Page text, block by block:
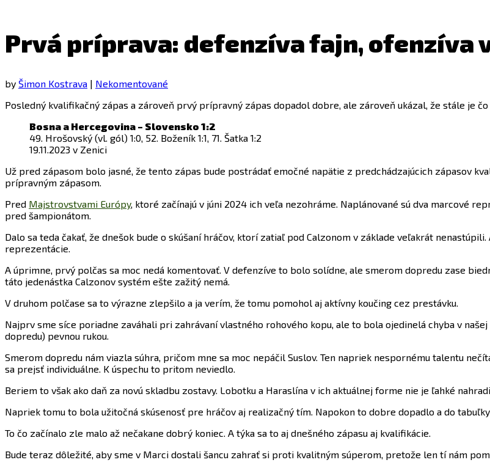
Prvá príprava: defenzíva fajn, ofenzíva
by Šimon Kostrava | Nekomentované
Posledný kvalifikačný zápas a zároveň prvý prípravný zápas dopadol dobre, ale zároveň ukázal, že stále je
Bosna a Hercegovina – Slovensko 1:2
49. Hrošovský (vl. gól) 1:0, 52. Boženík 1:1, 71. Šatka 1:2
19.11.2023 v Zenici
Už pred zápasom bolo jasné, že tento zápas bude postrádať emočné napätie z predchádzajúcich zápasov
prípravným zápasom.
Pred Majstrovstvami Európy, ktoré začínajú v júni 2024 ich veľa nezohráme. Naplánované sú dva marcové
pred šampionátom.
Dalo sa teda čakať, že dnešok bude o skúšaní hráčov, ktorí zatiaľ pod Calzonom v základe veľakrát
reprezentácie.
A úprimne, prvý polčas sa moc nedá komentovať. V defenzíve to bolo solídne, ale smerom dopredu zase
táto jedenástka Calzonov systém ešte zažitý nemá.
V druhom polčase sa to výrazne zlepšilo a ja verím, že tomu pomohol aj aktívny koučing cez prestávku.
Najprv sme síce poriadne zaváhali pri zahrávaní vlastného rohového kopu, ale to bola ojedinelá chyba v
dopredu) pevnou rukou.
Smerom dopredu nám viazla súhra, pričom mne sa moc nepáčil Suslov. Ten napriek nespornému talentu
sa prejsť individuálne. K úspechu to pritom neviedlo.
Beriem to však ako daň za novú skladbu zostavy. Lobotku a Haraslína v ich aktuálnej forme nie je ľahké
Napriek tomu to bola užitočná skúsenosť pre hráčov aj realizačný tím. Napokon to dobre dopadlo a do
To čo začínalo zle malo až nečakane dobrý koniec. A týka sa to aj dnešného zápasu aj kvalifikácie.
Bude teraz dôležité, aby sme v Marci dostali šancu zahrať si proti kvalitným súperom, pretože len tí nám